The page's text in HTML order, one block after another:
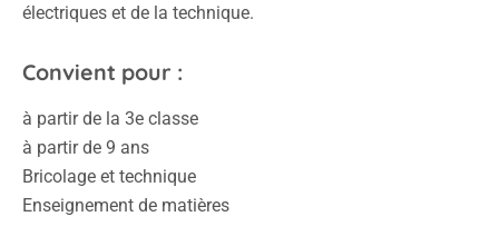
électriques et de la technique.
Convient pour :
à partir de la 3e classe
à partir de 9 ans
Bricolage et technique
Enseignement de matières